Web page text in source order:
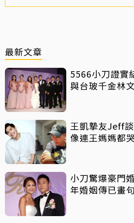
最新文章
5566小刀證實
與台玻千金林
王凱摯友Jeff
像連王媽媽都
小刀驚爆豪門
年婚姻傳已畫